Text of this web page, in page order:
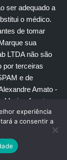
ser adequado a
o médico.
de tomar
sua
LTDA não são
por terceiras
e de
Amato -
Marisa Amato
. Todos direitos
experiência
a consentir a